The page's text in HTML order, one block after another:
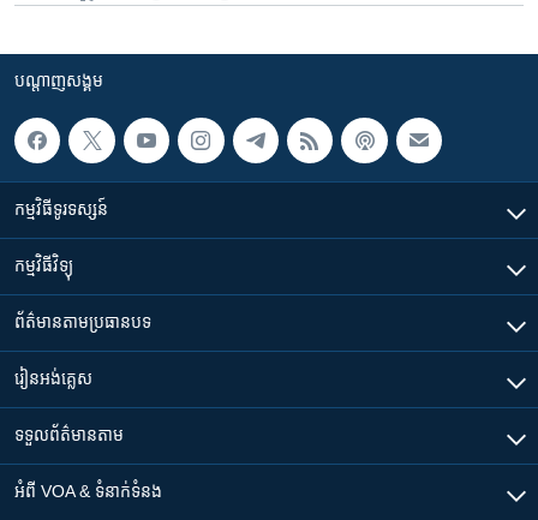
បណ្តាញ​សង្គម
កម្មវិធី​ទូរទស្សន៍
កម្មវិធី​វិទ្យុ
ព័ត៌មាន​តាមប្រធានបទ​
រៀន​​អង់គ្លេស
ទទួល​ព័ត៌មាន​តាម
អំពី​ VOA & ទំនាក់ទំនង